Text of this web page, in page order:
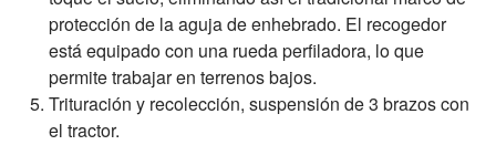
protección de la aguja de enhebrado. El recogedor
está equipado con una rueda perfiladora, lo que
permite trabajar en terrenos bajos.
Trituración y recolección, suspensión de 3 brazos con
el tractor.